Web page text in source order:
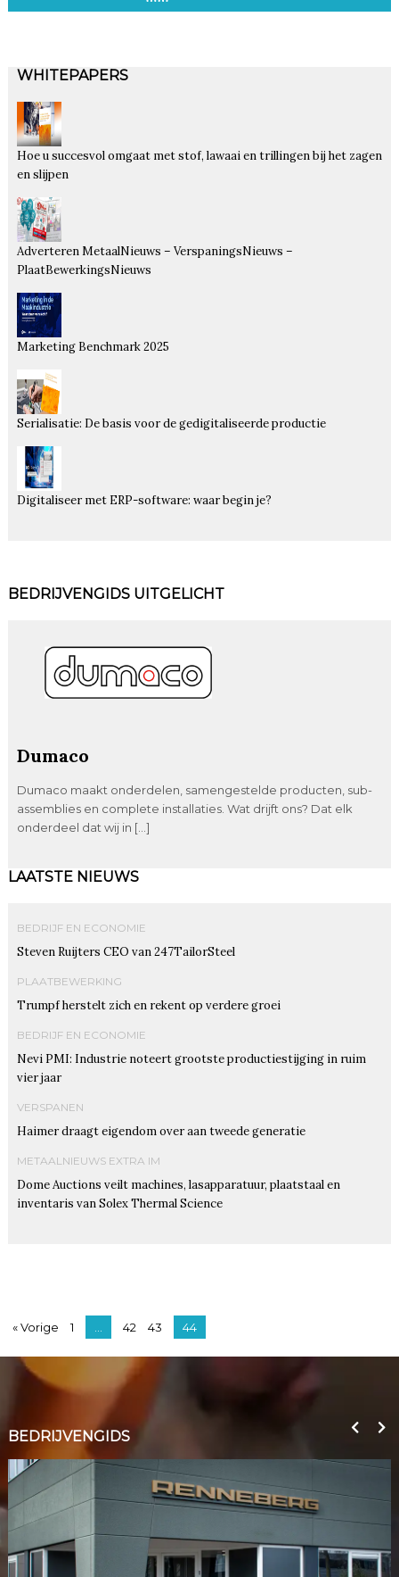
WHITEPAPERS
Hoe u succesvol omgaat met stof, lawaai en trillingen bij het zagen
en slijpen
Adverteren MetaalNieuws – VerspaningsNieuws –
PlaatBewerkingsNieuws
Marketing Benchmark 2025
Serialisatie: De basis voor de gedigitaliseerde productie
Digitaliseer met ERP-software: waar begin je?
BEDRIJVENGIDS UITGELICHT
Dumaco
Dumaco maakt onderdelen, samengestelde producten, sub-
assemblies en complete installaties. Wat drijft ons? Dat elk
onderdeel dat wij in […]
LAATSTE NIEUWS
BEDRIJF EN ECONOMIE
Steven Ruijters CEO van 247TailorSteel
PLAATBEWERKING
Trumpf herstelt zich en rekent op verdere groei
BEDRIJF EN ECONOMIE
Nevi PMI: Industrie noteert grootste productiestijging in ruim
vier jaar
VERSPANEN
Haimer draagt eigendom over aan tweede generatie
METAALNIEUWS EXTRA IM
Dome Auctions veilt machines, lasapparatuur, plaatstaal en
inventaris van Solex Thermal Science
« Vorige 1 … 42 43 44
BEDRIJVENGIDS